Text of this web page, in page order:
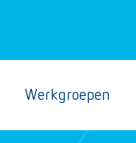
Werkgroepen